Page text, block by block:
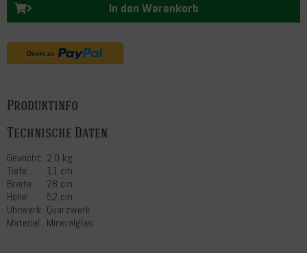
In den Warenkorb
Produktinfo
Technische Daten
Gewicht: 2,0 kg
Tiefe:
11 cm
Breite:
28 cm
Höhe:
52 cm
Uhrwerk: Quarzwerk
Material: Mineralglas